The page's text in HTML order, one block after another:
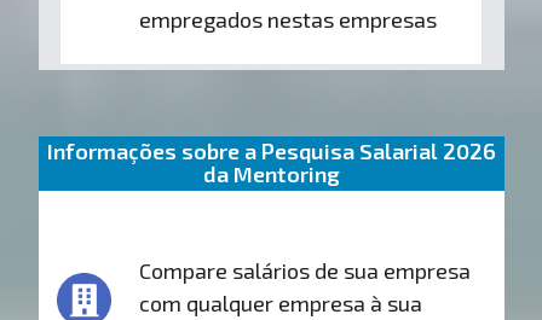
empregados nestas empresas
Informações sobre a Pesquisa Salarial 2026
da Mentoring
Compare salários de sua empresa
com qualquer empresa à sua